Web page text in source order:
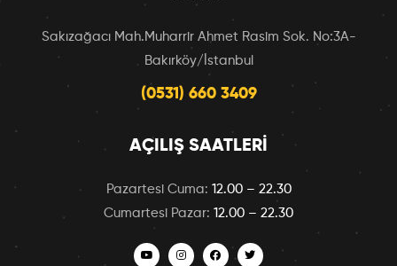
Sakızağacı Mah.Muharrir Ahmet Rasim Sok. No:3A-
Bakırköy/İstanbul
(0531) 660 3409
AÇILIŞ SAATLERI
Pazartesi Cuma: 12.00 – 22.30
Cumartesi Pazar: 12.00 – 22.30